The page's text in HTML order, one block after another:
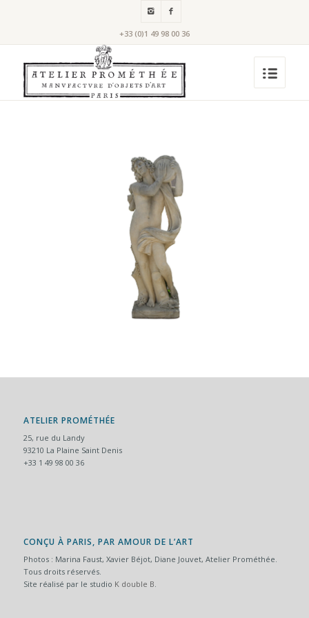
+33 (0)1 49 98 00 36
ATELIER PROMÉTHÉE
25, rue du Landy
93210 La Plaine Saint Denis
+33 1 49 98 00 36
CONÇU À PARIS, PAR AMOUR DE L’ART
Photos : Marina Faust, Xavier Béjot, Diane Jouvet, Atelier Prométhée.
Tous droits réservés.
Site réalisé par le studio K double B